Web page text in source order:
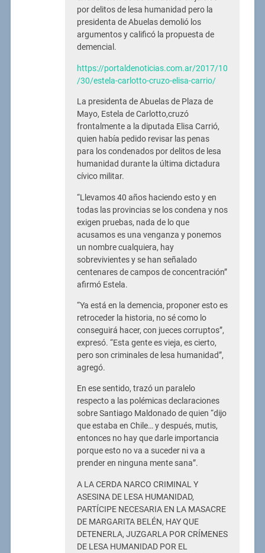
por delitos de lesa humanidad pero la
presidenta de Abuelas demolió los
argumentos y calificó la propuesta de
demencial.
https://portaldenoticias.com.ar/2017/10
/30/estela-carlotto-cruzo-elisa-carrio/
La presidenta de Abuelas de Plaza de
Mayo, Estela de Carlotto,cruzó
frontalmente a la diputada Elisa Carrió,
quien había pedido revisar las penas
para los condenados por delitos de lesa
humanidad durante la última dictadura
cívico militar.
“Llevamos 40 años haciendo esto y en
todas las provincias se los condena y nos
exigen pruebas, nada de lo que
acusamos es una venganza y ponemos
un nombre cualquiera, hay
sobrevivientes y se han señalado
centenares de campos de concentración”
afirmó Estela.
“Ya está en la demencia, proponer esto es
retroceder la historia, no sé como lo
conseguirá hacer, con jueces corruptos”,
expresó. “Esta gente es vieja, es cierto,
pero son criminales de lesa humanidad”,
agregó.
En ese sentido, trazó un paralelo
respecto a las polémicas declaraciones
sobre Santiago Maldonado de quien “dijo
que estaba en Chile… y después, mutis,
entonces no hay que darle importancia
porque esto no va a suceder ni va a
prender en ninguna mente sana”.
A LA CERDA NARCO CRIMINAL Y
ASESINA DE LESA HUMANIDAD,
PARTÍCIPE NECESARIA EN LA MASACRE
DE MARGARITA BELÉN, HAY QUE
DETENERLA, JUZGARLA POR CRÍMENES
DE LESA HUMANIDAD POR EL